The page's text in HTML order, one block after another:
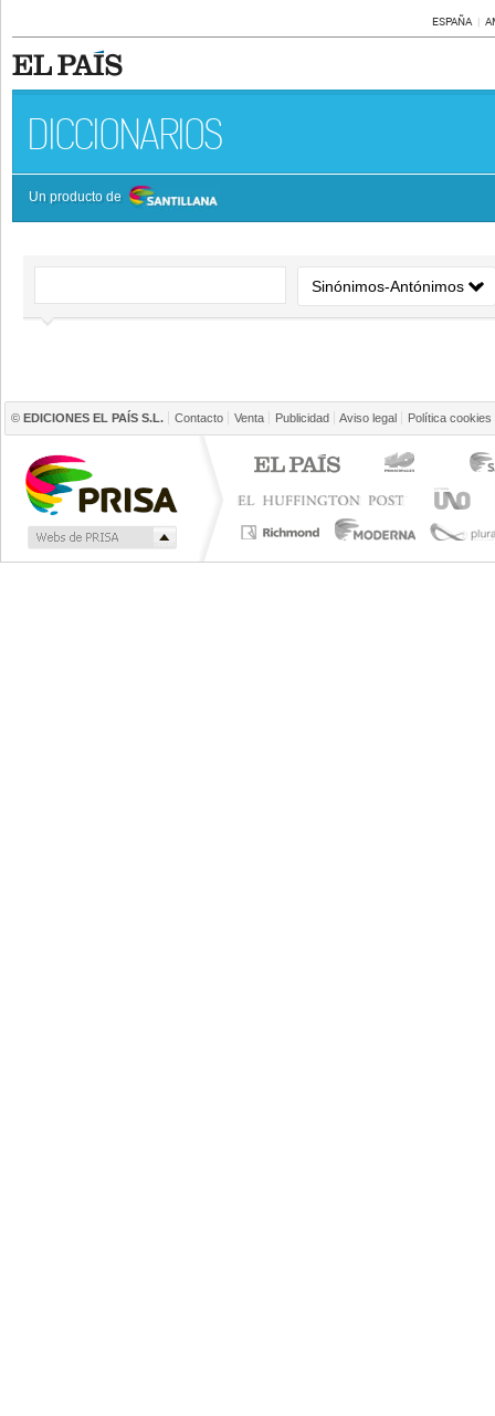
ESPAÑA
DICCIONARIOS
Un producto de
© EDICIONES EL PAÍS S.L. Contacto Venta Publicidad Aviso legal Política cookies